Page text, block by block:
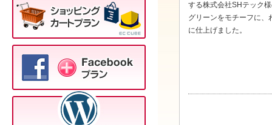
する株式会社SHテック
グリーンをモチーフに、
に仕上げました。